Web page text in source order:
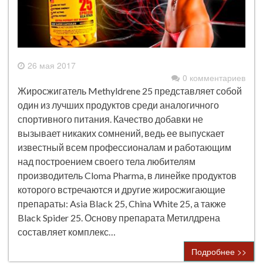
26 мая 2017
0 комментариев
Жиросжигатель Methyldrene 25 представляет собой
один из лучших продуктов среди аналогичного
спортивного питания. Качество добавки не
вызывает никаких сомнений, ведь ее выпускает
известный всем профессионалам и работающим
над построением своего тела любителям
производитель Cloma Pharma, в линейке продуктов
которого встречаются и другие жиросжигающие
препараты: Asia Black 25, China White 25, а также
Black Spider 25. Основу препарата Метилдрена
составляет комплекс…
Подробнее >>